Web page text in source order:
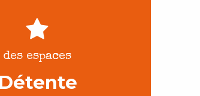
des espaces
Détente